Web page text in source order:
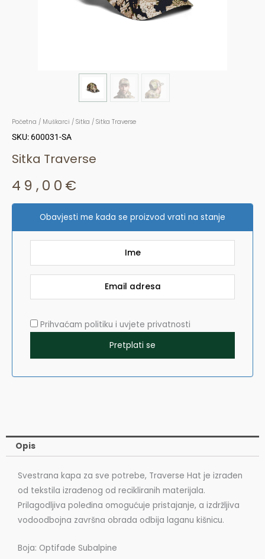
Početna / Muškarci / Sitka / Sitka Traverse
SKU: 600031-SA
Sitka Traverse
49,00 €
Obavjesti me kada se proizvod vrati na stanje
Prihvaćam politiku i uvjete privatnosti
Opis
Svestrana kapa za sve potrebe, Traverse Hat je izrađen
od tekstila izrađenog od recikliranih materijala.
Prilagodljiva poleđina omogućuje pristajanje, a izdržljiva
vodoodbojna završna obrada odbija laganu kišnicu.
Boja: Optifade Subalpine